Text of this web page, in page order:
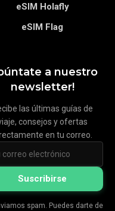
a nuestro
newsletter!
las últimas guías de
consejos y ofertas
en tu correo.
Suscribirse
spam. Puedes darte de
eSIM Holafly
eSIM Flag